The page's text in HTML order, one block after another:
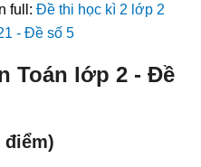
full: Đề thi học kì 2 lớp 2
- Đề số 5
Toán lớp 2 - Đề
điểm)